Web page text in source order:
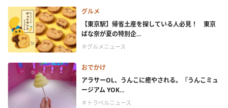
グルメ
【東京駅】帰省土産を探している人必見！ 東京
ばな奈が夏の特別企...
＃グルメニュース
おでかけ
アラサーOL、うんこに癒やされる。『うんこミュ
ージアム YOK...
＃トラベルニュース